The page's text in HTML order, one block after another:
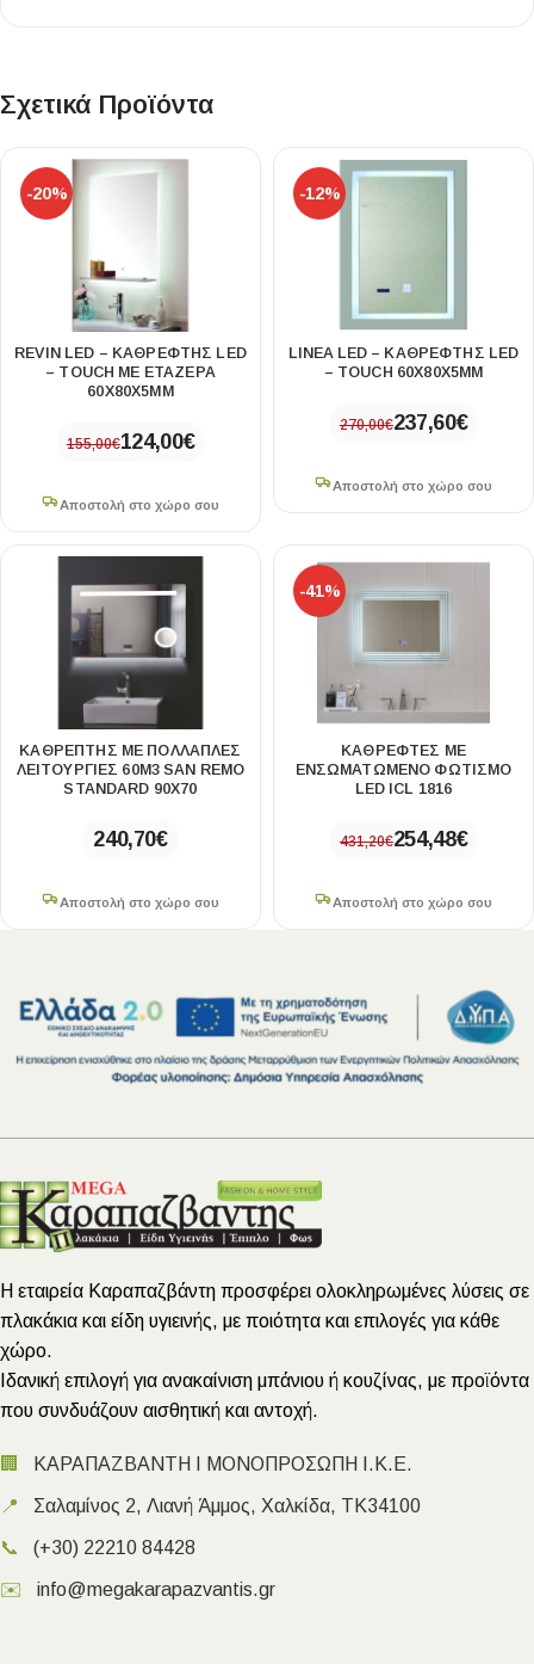
Σχετικά Προϊόντα
-20%
REVIN LED – ΚΑΘΡΕΦΤΗΣ LED
– TOUCH ΜΕ ΕΤΑΖΕΡΑ
60X80X5MM
155,00€124,00€
Αποστολή στο χώρο σου
-12%
LINEA LED – ΚΑΘΡΕΦΤΗΣ LED
– TOUCH 60X80X5MM
270,00€237,60€
Αποστολή στο χώρο σου
ΚΑΘΡΈΠΤΗΣ ΜΕ ΠΟΛΛΑΠΛΈΣ
ΛΕΙΤΟΥΡΓΊΕΣ 60Μ3 SAN REMO
STANDARD 90X70
240,70€
Αποστολή στο χώρο σου
-41%
ΚΑΘΡΈΦΤΕΣ ΜΕ
ΕΝΣΩΜΑΤΩΜΈΝΟ ΦΩΤΙΣΜΌ
LED ICL 1816
431,20€254,48€
Αποστολή στο χώρο σου
Η εταιρεία Καραπαζβάντη προσφέρει ολοκληρωμένες λύσεις σε
πλακάκια και είδη υγιεινής, με ποιότητα και επιλογές για κάθε
χώρο.
Ιδανική επιλογή για ανακαίνιση μπάνιου ή κουζίνας, με προϊόντα
που συνδυάζουν αισθητική και αντοχή.
🏢 ΚΑΡΑΠΑΖΒΑΝΤΗ Ι ΜΟΝΟΠΡΟΣΩΠΗ Ι.Κ.Ε.
📍 Σαλαμίνος 2, Λιανή Άμμος, Χαλκίδα, ΤΚ34100
📞 (+30) 22210 84428
✉️ info@megakarapazvantis.gr